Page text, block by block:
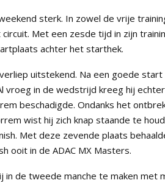
sterk. In zowel de vrije
Met een zesde tijd in zijn
achter het starthek.
uitstekend. Na een goede
vroeg in de wedstrijd kreeg hij
beschadigde. Ondanks het
wist hij zich knap staande te
Met deze zevende plaats
ooit in de ADAC MX Masters.
in de tweede manche te maken met